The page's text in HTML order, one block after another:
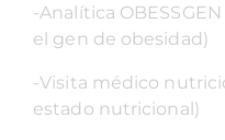
-Analítica
el gen de obesidad)
-Visita médico
estado nutricional)